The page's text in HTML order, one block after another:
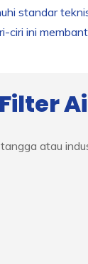
standar
ciri ini
atau